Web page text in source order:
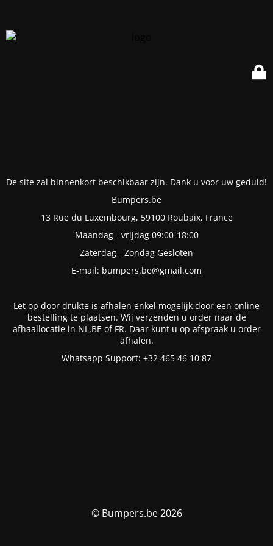
De site zal binnenkort beschikbaar zijn. Dank u voor uw geduld!
Bumpers.be
13 Rue du Luxembourg, 59100 Roubaix, France
Maandag - vrijdag 09:00-18:00
Zaterdag - Zondag Gesloten
E-mail: bumpers.be@gmail.com
Let op door drukte is afhalen enkel mogelijk door een online
bestelling te plaatsen. Wij verzenden u order naar de
afhaallocatie in NL,BE of FR. Daar kunt u op afspraak u order
afhalen.
Whatsapp Support: +32 465 46 10 87
© Bumpers.be 2026